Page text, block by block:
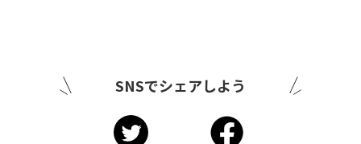
SNSでシェアしよう